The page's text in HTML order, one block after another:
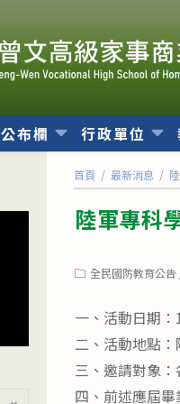
公布欄 行政單位
首頁 / 最新消息 /
陸軍專科
Post全民國防教育公告
一、活動日期
二、活動地點：
三、邀請對象
四、前述應屆